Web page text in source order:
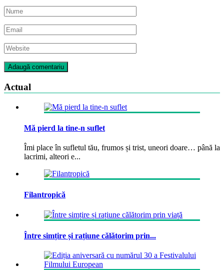
Actual
Mă pierd la tine-n suflet
Îmi place în sufletul tău, frumos și trist, uneori doare… până la
lacrimi, alteori e...
Filantropică
Între simțire și rațiune călătorim prin...